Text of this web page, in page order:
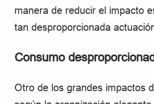
manera de reducir el impacto
tan desproporcionada
Consumo
Otro de los grandes impactos